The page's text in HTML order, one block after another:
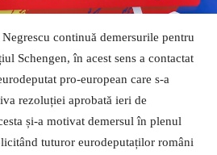
continuă demersurile pentru
Schengen, în acest sens a contactat
pro-european care s-a
rezoluției aprobată ieri de
și-a motivat demersul în plenul
tuturor eurodeputaților români